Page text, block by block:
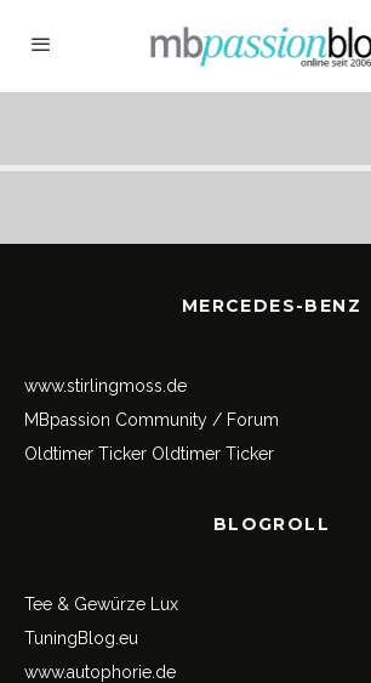
MERCEDES-BENZ
www.stirlingmoss.de
MBpassion Community / Forum
Oldtimer Ticker Oldtimer Ticker
BLOGROLL
Tee & Gewürze Lux
TuningBlog.eu
www.autophorie.de